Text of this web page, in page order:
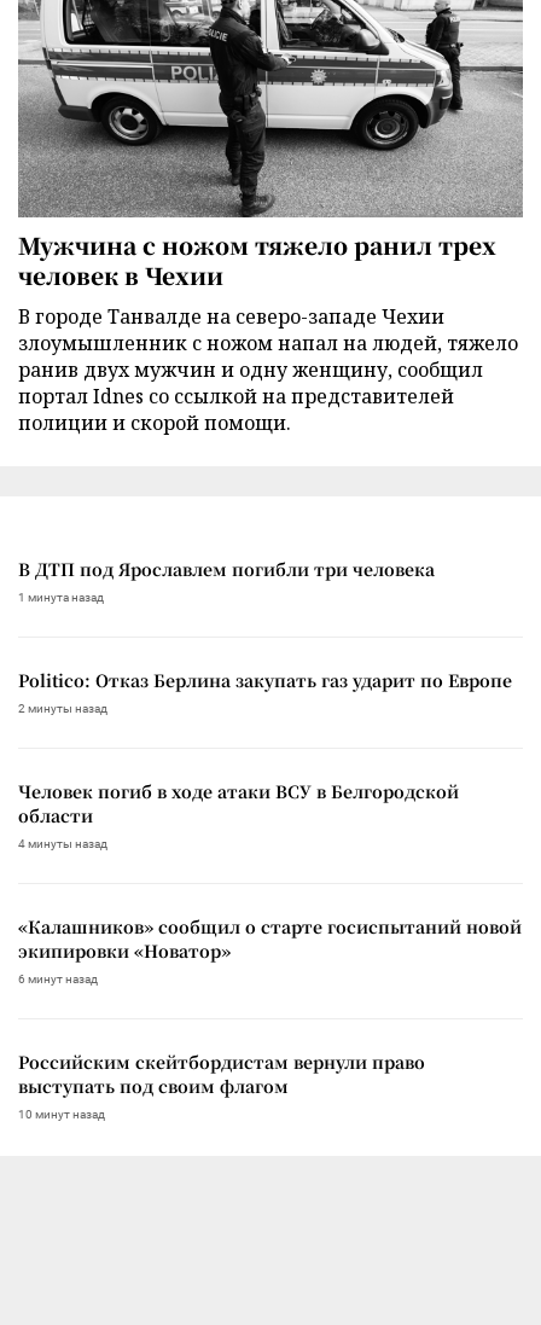
Мужчина с ножом тяжело ранил трех
человек в Чехии
В городе Танвалде на северо-западе Чехии
злоумышленник с ножом напал на людей, тяжело
ранив двух мужчин и одну женщину, сообщил
портал Idnes со ссылкой на представителей
полиции и скорой помощи.
В ДТП под Ярославлем погибли три человека
1 минута назад
Politico: Отказ Берлина закупать газ ударит по Европе
2 минуты назад
Человек погиб в ходе атаки ВСУ в Белгородской
области
4 минуты назад
«Калашников» сообщил о старте госиспытаний новой
экипировки «Новатор»
6 минут назад
Российским скейтбордистам вернули право
выступать под своим флагом
10 минут назад